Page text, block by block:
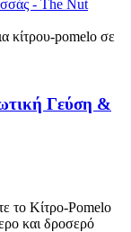
Γεύση &
το Κίτρο-Pomelo
και δροσερό